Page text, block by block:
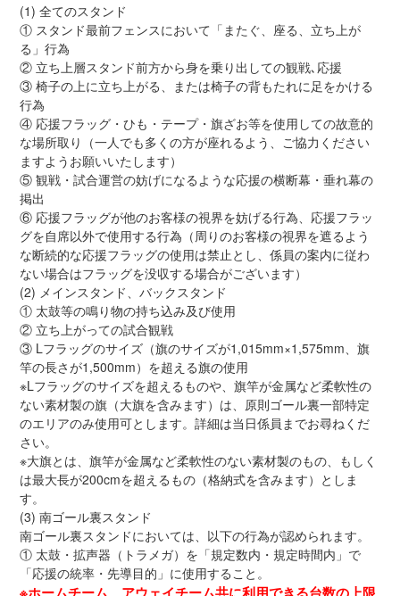
(1) 全てのスタンド
① スタンド最前フェンスにおいて「またぐ、座る、立ち上が
る」行為
② 立ち上層スタンド前方から身を乗り出しての観戦､応援
③ 椅子の上に立ち上がる、または椅子の背もたれに足をかける
行為
④ 応援フラッグ・ひも・テープ・旗ざお等を使用しての故意的
な場所取り（一人でも多くの方が座れるよう、ご協力ください
ますようお願いいたします）
⑤ 観戦・試合運営の妨げになるような応援の横断幕・垂れ幕の
掲出
⑥ 応援フラッグが他のお客様の視界を妨げる行為、応援フラッ
グを自席以外で使用する行為（周りのお客様の視界を遮るよう
な断続的な応援フラッグの使用は禁止とし、係員の案内に従わ
ない場合はフラッグを没収する場合がございます）
(2) メインスタンド、バックスタンド
① 太鼓等の鳴り物の持ち込み及び使用
② 立ち上がっての試合観戦
③ Lフラッグのサイズ（旗のサイズが1,015mm×1,575mm、旗
竿の長さが1,500mm）を超える旗の使用
※Lフラッグのサイズを超えるものや、旗竿が金属など柔軟性の
ない素材製の旗（大旗を含みます）は、原則ゴール裏一部特定
のエリアのみ使用可とします。詳細は当日係員までお尋ねくだ
さい。
※大旗とは、旗竿が金属など柔軟性のない素材製のもの、もしく
は最大長が200cmを超えるもの（格納式を含みます）としま
す。
(3) 南ゴール裏スタンド
南ゴール裏スタンドにおいては、以下の行為が認められます。
① 太鼓・拡声器（トラメガ）を「規定数内・規定時間内」で
「応援の統率・先導目的」に使用すること。